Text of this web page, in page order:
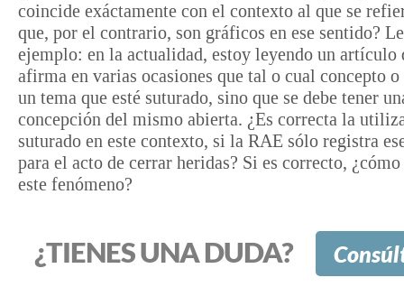
coincide exáctamente con el contexto al que se
que, por el contrario, son gráficos en ese sentido?
ejemplo: en la actualidad, estoy leyendo un artículo
afirma en varias ocasiones que tal o cual concepto o
un tema que esté suturado, sino que se debe tener
concepción del mismo abierta. ¿Es correcta la
suturado en este contexto, si la RAE sólo registra
para el acto de cerrar heridas? Si es correcto,
este fenómeno?
¿TIENES UNA DUDA?